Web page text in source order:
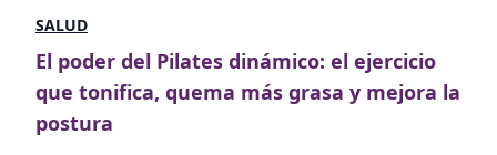
SALUD
El poder del Pilates dinámico: el ejercicio
que tonifica, quema más grasa y mejora la
postura